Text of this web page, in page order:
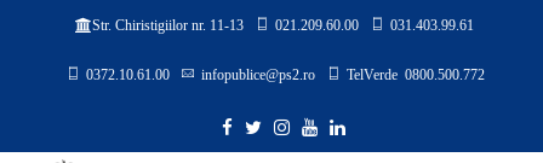
Str. Chiristigiilor nr. 11-13 021.209.60.00 031.403.99.61
0372.10.61.00 infopublice@ps2.ro TelVerde 0800.500.772